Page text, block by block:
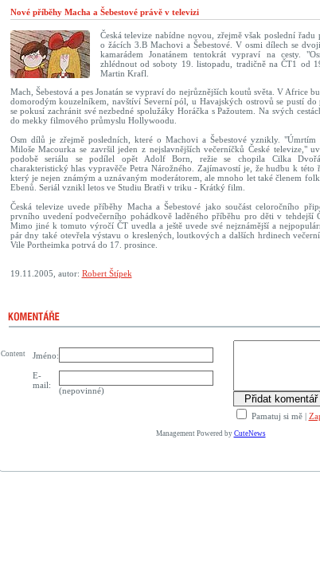
Nové příběhy Macha a Šebestové právě v televizi
Česká televize nabídne novou, zřejmě však poslední řadu
o žácích 3.B Machovi a Šebestové. V osmi dílech se
kamarádem Jonatánem tentokrát vypraví na cesty.
zhlédnout od soboty 19. listopadu, tradičně na ČT1 od
Martin Krafl.
Mach, Šebestová a pes Jonatán se vypraví do nejrůznějších koutů světa. V Africe
domorodým kouzelníkem, navštíví Severní pól, u Havajských ostrovů se pustí do
se pokusí zachránit své nezbedné spolužáky Horáčka s Pažoutem. Na svých
do mekky filmového průmyslu Hollywoodu.
Osm dílů je zřejmě posledních, které o Machovi a Šebestové vznikly. "Úmrtím
Miloše Macourka se završil jeden z nejslavnějších večerníčků České televize,"
podobě seriálu se podílel opět Adolf Born, režie se chopila Cilka
charakteristický hlas vypravěče Petra Nárožného. Zajímavostí je, že hudbu k této
který je nejen známým a uznávaným moderátorem, ale mnoho let také členem
Ebenů. Seriál vznikl letos ve Studiu Bratři v triku - Krátký film.
Česká televize uvede příběhy Macha a Šebestové jako součást celoročního
prvního uvedení podvečerního pohádkově laděného příběhu pro děti v tehdejší
Mimo jiné k tomuto výročí ČT uvedla a ještě uvede své nejznámější a
pár dny také otevřela výstavu o kreslených, loutkových a dalších hrdinech
Vile Portheimka potrvá do 17. prosince.
19.11.2005, autor: Robert Štípek
Jméno:
Pamatuj si mě|
E-
mail:
(nepovinné)
Content
Management Powered by CuteNews